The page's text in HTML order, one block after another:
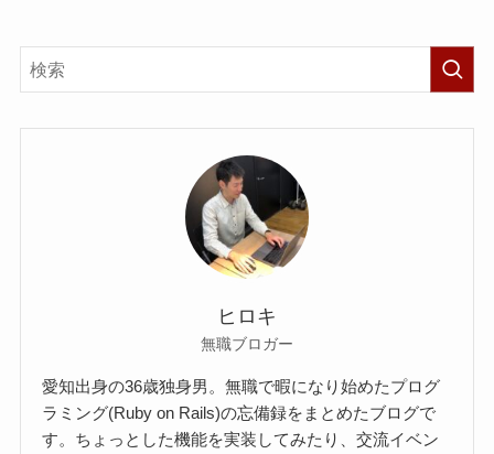
ヒロキ
無職ブロガー
愛知出身の36歳独身男。無職で暇になり始めたプログ
ラミング(Ruby on Rails)の忘備録をまとめたブログで
す。ちょっとした機能を実装してみたり、交流イベン